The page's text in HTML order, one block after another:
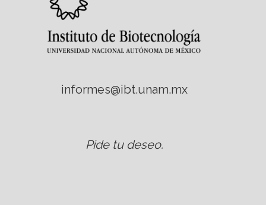
informes@ibt.unam.mx
Pide tu deseo.